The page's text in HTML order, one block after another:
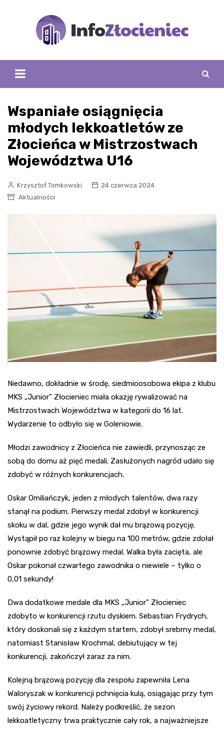
Wspaniałe osiągnięcia
młodych lekkoatletów ze
Złocieńca w Mistrzostwach
Województwa U16
Krzysztof Tomkowski
24 czerwca 2024
Aktualności
Niedawno, dokładnie w środę, siedmioosobowa ekipa z klubu
MKS „Junior” Złocieniec miała okazję rywalizować na
Mistrzostwach Województwa w kategorii do 16 lat.
Wydarzenie to odbyło się w Goleniowie.
Młodzi zawodnicy z Złocieńca nie zawiedli, przynosząc ze
sobą do domu aż pięć medali. Zasłużonych nagród udało się
zdobyć w różnych konkurencjach.
Oskar Omiliańczyk, jeden z młodych talentów, dwa razy
stanął na podium. Pierwszy medal zdobył w konkurencji
skoku w dal, gdzie jego wynik dał mu brązową pozycję.
Wystąpił po raz kolejny w biegu na 100 metrów, gdzie zdołał
ponownie zdobyć brązowy medal. Walka była zacięta, ale
Oskar pokonał czwartego zawodnika o niewiele – tylko o
0,01 sekundy!
Dwa dodatkowe medale dla MKS „Junior” Złocieniec
zdobyto w konkurencji rzutu dyskiem. Sebastian Frydrych,
który doskonali się z każdym startem, zdobył srebrny medal,
natomiast Stanisław Krochmal, debiutujący w tej
konkurencji, zakończył zaraz za nim.
Kolejną brązową pozycję dla zespołu zapewniła Lena
Waloryszak w konkurencji pchnięcia kulą, osiągając przy tym
swój życiowy rekord. Należy podkreślić, że sezon
lekkoatletyczny trwa praktycznie cały rok, a najważniejsze